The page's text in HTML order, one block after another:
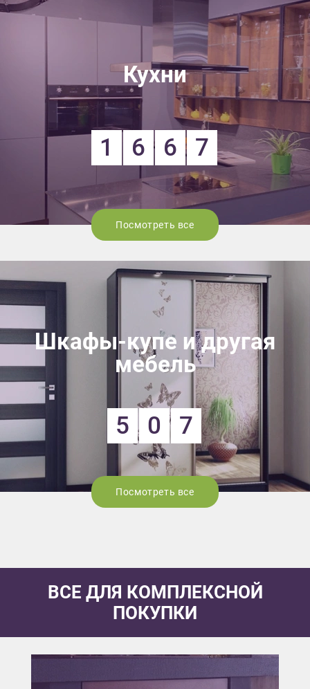
Кухни
1 6 6 7
Посмотреть все
Шкафы-купе и другая
мебель
5 0 7
Посмотреть все
ВСЕ ДЛЯ КОМПЛЕКСНОЙ
ПОКУПКИ